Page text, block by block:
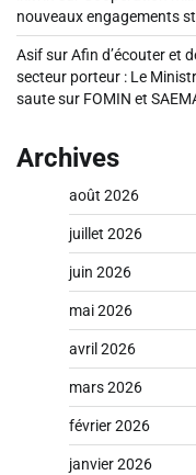
nouveaux engagements
AsifsurAfin d’écouter et
secteur porteur : Le
saute sur FOMIN et
Archives
août 2026
juillet 2026
juin 2026
mai 2026
avril 2026
mars 2026
février 2026
janvier 2026